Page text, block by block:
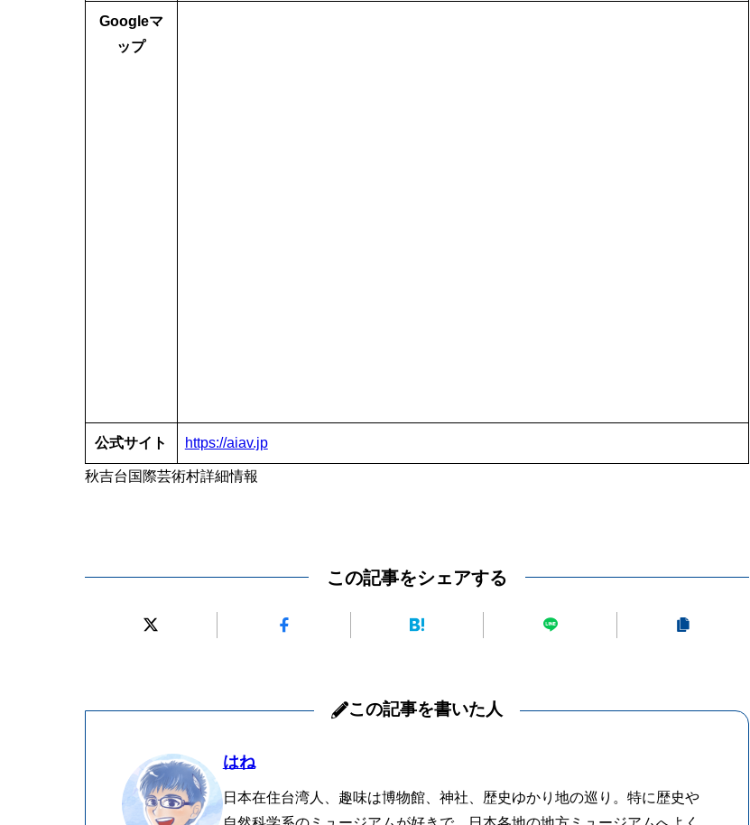
Googleマ
ップ
公式サイト https://aiav.jp
秋吉台国際芸術村詳細情報
この記事をシェアする
この記事を書いた人
はね
日本在住台湾人、趣味は博物館、神社、歴史ゆかり地の巡り。特に歴史や